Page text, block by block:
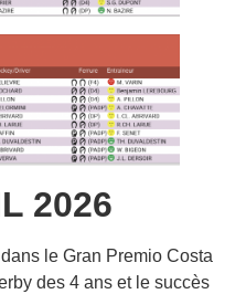
2026
le Gran Premio Costa
des 4 ans et le succès